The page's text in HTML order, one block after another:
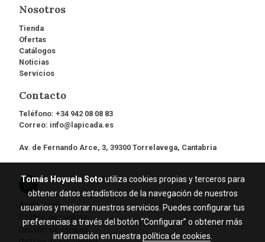
Nosotros
Tienda
Ofertas
Catálogos
Noticias
Servicios
Contacto
Teléfono: +34 942 08 08 83
Correo: info@lapicada.es
Av. de Fernando Arce, 3, 39300 Torrelavega, Cantabria
Aviso legal
Política de cookies
Gestión de cookies
Tomás Hoyuela Soto utiliza cookies propias y terceros para
obtener datos estadísticos de la navegación de nuestros
usuarios y mejorar nuestros servicios. Puedes configurar tus
preferencias a través del botón “Configurar” o obtener más
información en nuestra política de cookies